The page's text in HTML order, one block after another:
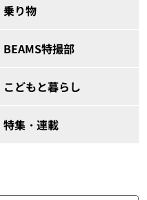
乗り物
BEAMS特撮部
こどもと暮らし
特集・連載